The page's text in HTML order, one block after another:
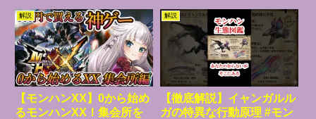
装備やアイテムは初めてそのモン
スターの緊急クエストをクリアす
る前に手に入れることが出来るも
のだけ使用可能とします。・狩...
意識するポイントについて
実践【 MHWilds 】
す！※オススメモンハン動画※ア
プデで変わった一矢と千々矢各属
性汎用装備～接撃ビン～弓の使い
方総解説。教科書的にどうぞ。
解説
【モンハンXX】0から始め
るモンハンXX！集会所を
解説
【徹底解説】イャンガルル
ガの特異な行動原理 #モン